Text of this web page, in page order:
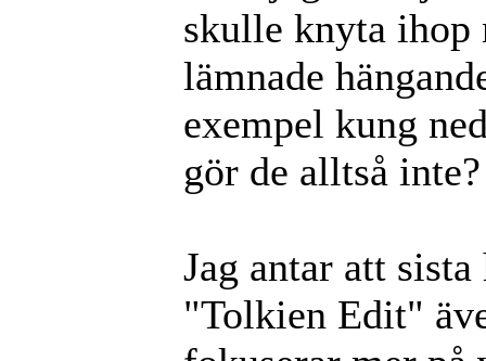
skulle knyta ihop
lämnade
exempel kung
gör de alltså inte?
Jag antar att
"Tolkien Edit"